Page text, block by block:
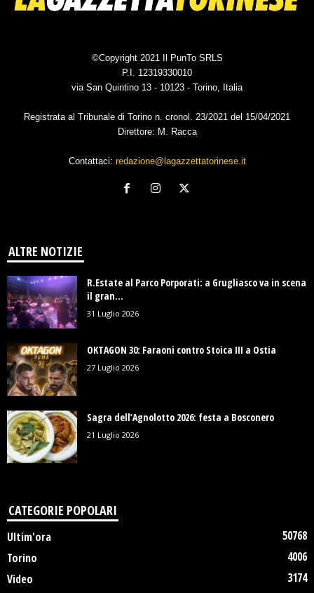
©Copyright 2021 Il PunTo SRLS
P.I. 12319330010
via San Quintino 13 - 10123 - Torino, Italia
Registrata al Tribunale di Torino n. cronol. 23/2021 del 15/04/2021
Direttore: M. Racca
Contattaci: redazione@lagazzettatorinese.it
ALTRE NOTIZIE
R.Estate al Parco Porporati: a Grugliasco va in scena
il gran...
31 Luglio 2026
OKTAGON 30: Faraoni contro Stoica III a Ostia
27 Luglio 2026
Sagra dell’Agnolotto 2026: festa a Bosconero
21 Luglio 2026
CATEGORIE POPOLARI
Ultim'ora
50768
Torino
4006
Video
3174